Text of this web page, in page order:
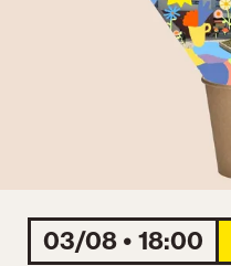
03/08 • 18:00